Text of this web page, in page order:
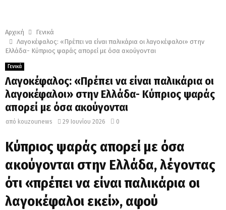
Αρχική
Γενικά
Λαγοκέφαλος: «Πρέπει να είναι παλικάρια οι λαγοκέφαλοι» στην
Ελλάδα- Κύπριος ψαράς απορεί με όσα ακούγονται
Γενικά
Λαγοκέφαλος: «Πρέπει να είναι παλικάρια οι
λαγοκέφαλοι» στην Ελλάδα- Κύπριος ψαράς
απορεί με όσα ακούγονται
από kouzounews 29 Ιουνίου 2026 0
Κύπριος ψαράς απορεί με όσα
ακούγονται στην Ελλάδα, λέγοντας
ότι «πρέπει να είναι παλικάρια οι
λαγοκέφαλοι εκεί», αφού